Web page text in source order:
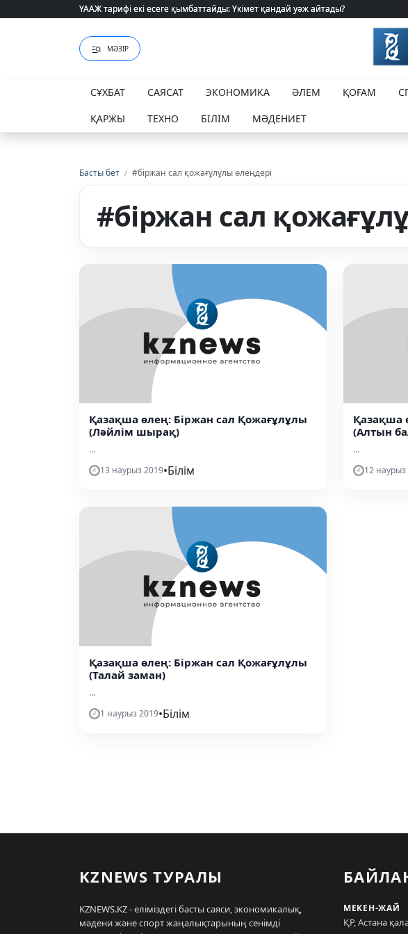
ҮААЖ тарифі екі есеге қымбаттайды: Үкімет қандай уәж айтады?
ҮААЖ тарифі екі есеге қымбаттайды: Үкімет қандай уәж айтады?
МӘЗІР
СҰХБАТ САЯСАТ ЭКОНОМИКА ӘЛЕМ ҚОҒАМ
ҚАРЖЫ
ТЕХНО БІЛІМ МӘДЕНИЕТ
Басты бет / #біржан сал қожағұлұлы өлеңдері
#біржан сал
Қазақша өлең: Біржан сал Қожағұлұлы
(Ләйлім шырақ)
...
13 наурыз 2019•Білім
Қазақша
(Алтын
...
12
Қазақша өлең: Біржан сал Қожағұлұлы
(Талай заман)
...
1 наурыз 2019•Білім
KZNEWS ТУРАЛЫ
KZNEWS.KZ - еліміздегі басты саяси, экономикалық,
мәдени және спорт жаңалықтарының сенімді
МЕКЕН-ЖАЙ
ҚР, Астана